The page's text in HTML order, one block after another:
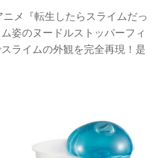
ニメ『転生したらスライムだっ
姿のヌードルストッパーフィ
ライムの外観を完全再現！是